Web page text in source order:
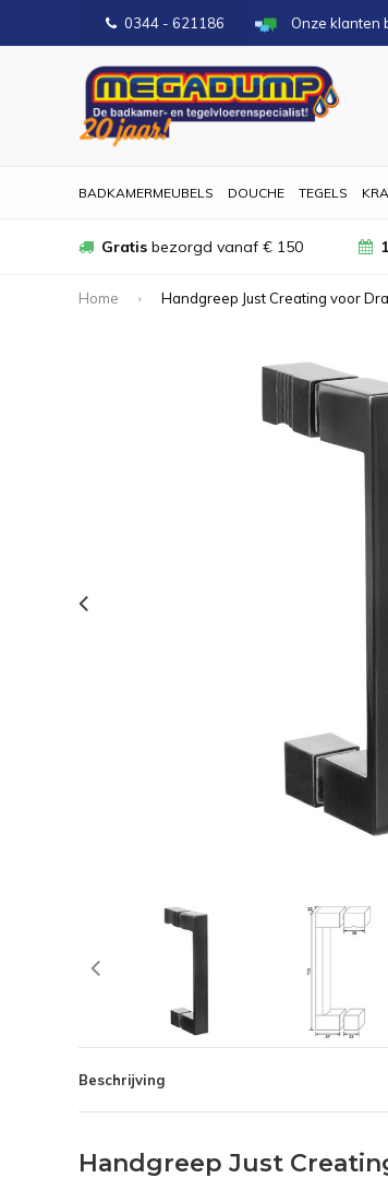
0344 - 621186 Onze klanten
BADKAMERMEUBELS DOUCHE TEGELS
Gratis bezorgd vanaf € 150
Home Handgreep Just Creating voor
Beschrijving
Handgreep Just